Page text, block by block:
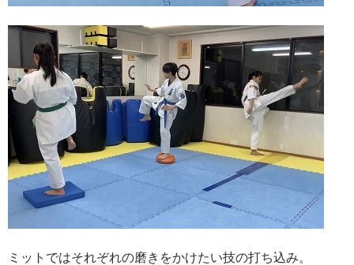
ミットではそれぞれの磨きをかけたい技の打ち込み。